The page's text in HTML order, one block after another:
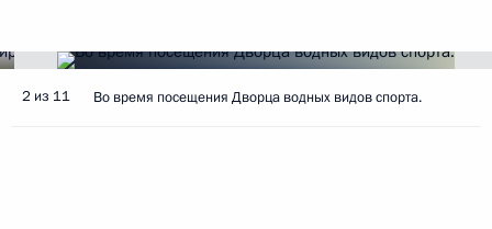
2 из 11 Во время посещения Дворца водных видов спорта.